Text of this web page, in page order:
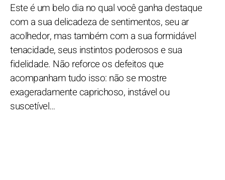
Este é um belo dia no qual você ganha destaque
com a sua delicadeza de sentimentos, seu ar
acolhedor, mas também com a sua formidável
tenacidade, seus instintos poderosos e sua
fidelidade. Não reforce os defeitos que
acompanham tudo isso: não se mostre
exageradamente caprichoso, instável ou
suscetível…